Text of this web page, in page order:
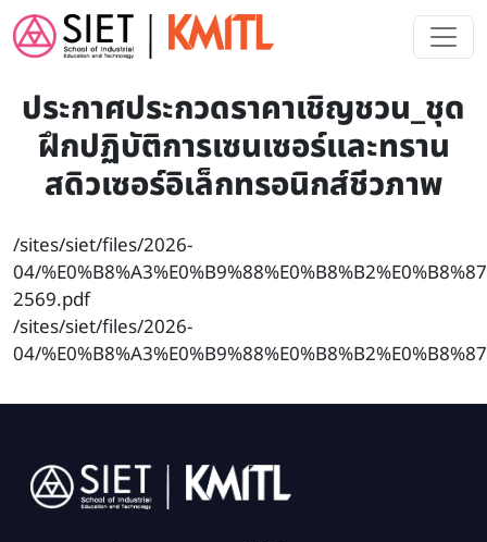
Skip to main content
ประกาศประกวดราคาเชิญชวน_ชุด
ฝึกปฏิบัติการเซนเซอร์และทราน
สดิวเซอร์อิเล็กทรอนิกส์ชีวภาพ
/sites/siet/files/2026-
04/
2569.pdf
/sites/siet/files/2026-
04/
Image